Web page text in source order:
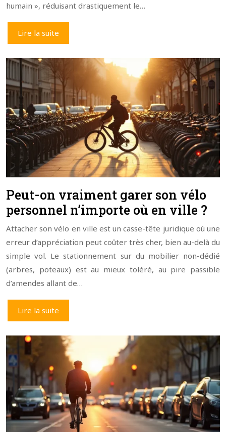
humain », réduisant drastiquement le…
Lire la suite
Peut-on vraiment garer son vélo
personnel n’importe où en ville ?
Attacher son vélo en ville est un casse-tête juridique où une
erreur d’appréciation peut coûter très cher, bien au-delà du
simple vol. Le stationnement sur du mobilier non-dédié
(arbres, poteaux) est au mieux toléré, au pire passible
d’amendes allant de…
Lire la suite